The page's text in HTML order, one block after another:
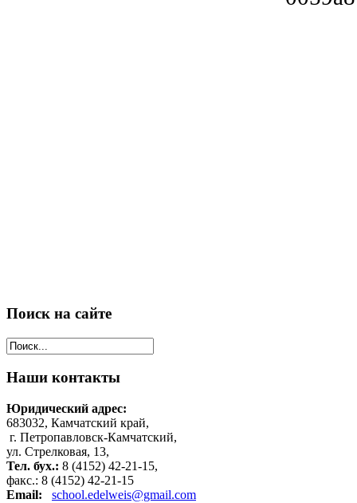
Поиск на сайте
Наши контакты
Юридический адрес:
683032, Камчатский край,
г. Петропавловск-Камчатский,
ул. Стрелковая, 13,
Тел. бух.: 8 (4152) 42-21-15,
факс.: 8 (4152) 42-21-15
Email:
school.edelweis@gmail.com